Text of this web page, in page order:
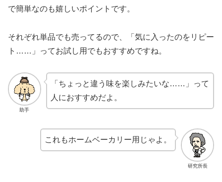
で簡単なのも嬉しいポイントです。
それぞれ単品でも売ってるので、「気に入ったのをリピー
ト……」ってお試し用でもおすすめですね。
助手
「ちょっと違う味を楽しみたいな……」って
人におすすめだよ。
研究所長
これもホームベーカリー用じゃよ。